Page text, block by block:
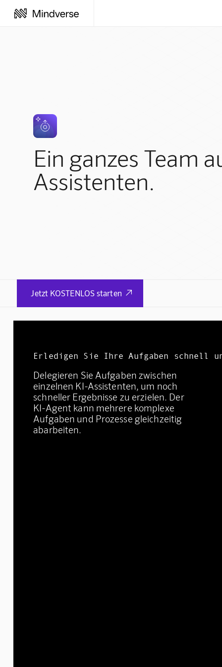
Ein ganzes Team
Assistenten.
Jetzt KOSTENLOS starten 
Erledigen Sie Ihre Aufgaben schnell
Delegieren Sie Aufgaben zwischen
einzelnen KI-Assistenten, um noch
schneller Ergebnisse zu erzielen. Der
KI-Agent kann mehrere komplexe
Aufgaben und Prozesse gleichzeitig
abarbeiten.